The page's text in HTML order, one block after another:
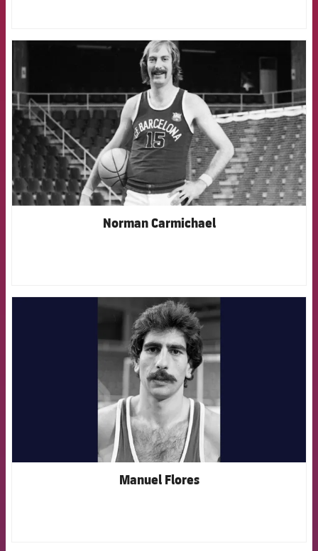
FCB Barcelona badge
Norman Carmichael
FCB Barcelona badge
Manuel Flores